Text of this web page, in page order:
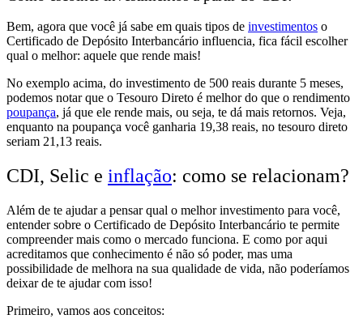
Bem, agora que você já sabe em quais tipos de investimentos o
Certificado de Depósito Interbancário influencia, fica fácil escolher
qual o melhor: aquele que rende mais!
No exemplo acima, do investimento de 500 reais durante 5 meses,
podemos notar que o Tesouro Direto é melhor do que o rendimento
poupança, já que ele rende mais, ou seja, te dá mais retornos. Veja,
enquanto na poupança você ganharia 19,38 reais, no tesouro direto
seriam 21,13 reais.
CDI, Selic e inflação: como se relacionam?
Além de te ajudar a pensar qual o melhor investimento para você,
entender sobre o Certificado de Depósito Interbancário te permite
compreender mais como o mercado funciona. E como por aqui
acreditamos que conhecimento é não só poder, mas uma
possibilidade de melhora na sua qualidade de vida, não poderíamos
deixar de te ajudar com isso!
Primeiro, vamos aos conceitos: